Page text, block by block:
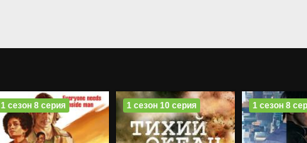
1 сезон 8 серия 1 сезон 10 серия 1 сезон 8